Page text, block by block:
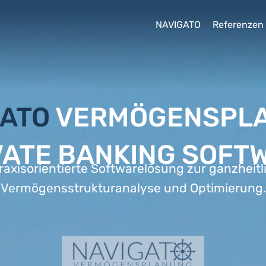
NAVIGATO Referenzen
BANKING
Softwarelösung zur
Vermögensstrukturanalyse und Optimierung.